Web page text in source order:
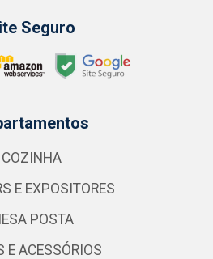
Seguro
COZINHA
E EXPOSITORES
POSTA
E ACESSÓRIOS